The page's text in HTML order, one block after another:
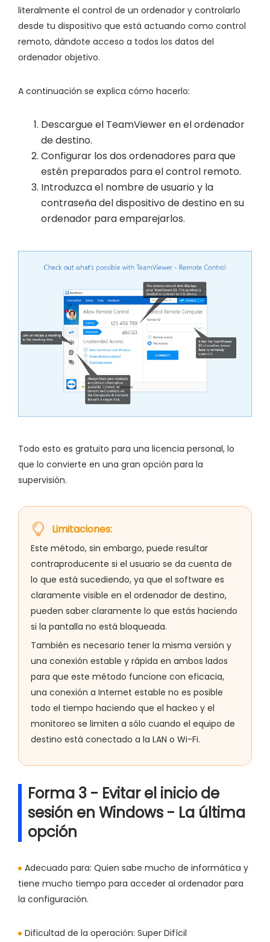
literalmente el control de un ordenador y controlarlo
desde tu dispositivo que está actuando como control
remoto, dándote acceso a todos los datos del
ordenador objetivo.
A continuación se explica cómo hacerlo:
Descargue el TeamViewer en el ordenador
de destino.
Configurar los dos ordenadores para que
estén preparados para el control remoto.
Introduzca el nombre de usuario y la
contraseña del dispositivo de destino en su
ordenador para emparejarlos.
Todo esto es gratuito para una licencia personal, lo
que lo convierte en una gran opción para la
supervisión.
Limitaciones:
Este método, sin embargo, puede resultar
contraproducente si el usuario se da cuenta de
lo que está sucediendo, ya que el software es
claramente visible en el ordenador de destino,
pueden saber claramente lo que estás haciendo
si la pantalla no está bloqueada.
También es necesario tener la misma versión y
una conexión estable y rápida en ambos lados
para que este método funcione con eficacia,
una conexión a Internet estable no es posible
todo el tiempo haciendo que el hackeo y el
monitoreo se limiten a sólo cuando el equipo de
destino está conectado a la LAN o Wi-Fi.
Forma 3 - Evitar el inicio de
sesión en Windows - La última
opción
Adecuado para: Quien sabe mucho de informática y
tiene mucho tiempo para acceder al ordenador para
la configuración.
Dificultad de la operación: Super Difícil